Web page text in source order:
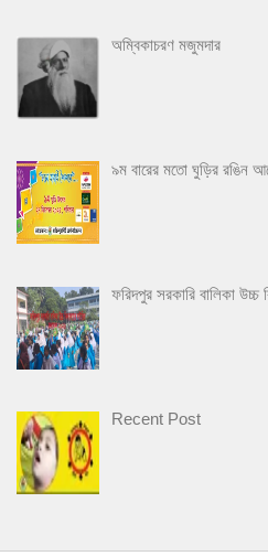
অম্বিকাচরণ মজুমদার
৯ম বারের মতো ঘুড়ির রঙিন
ফরিদপুর সরকারি বালিকা
Recent Post